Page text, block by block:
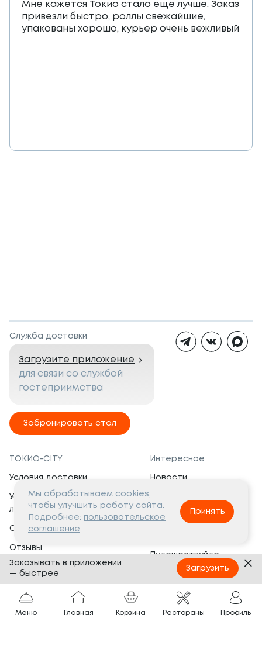
Мне кажется Токио стало еще лучше. Заказ
привезли быстро, роллы свежайшие,
упакованы хорошо, курьер очень вежливый
Служба доставки
Загрузите приложение
для связи со службой
гостеприимства
Забронировать стол
ТОКИО-CITY
Условия доставки
Условия программы
лояльности
Сертификаты
Отзывы
Банкеты
Вопросы и ответы
Интересное
Новости
Вакансии
Социальная жизнь
Путешествуйте
с ТОКИО-CITY
Партнёрам
Франшиза
Меню Главная Корзина Рестораны Профиль
Мы обрабатываем cookies,
чтобы улучшить работу сайта.
Подробнее: пользовательское
соглашение
Принять
Заказывать в приложении
— быстрее
Загрузить